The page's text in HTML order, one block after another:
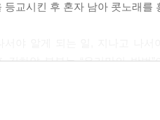
어도 조금 더 생각하고 조심하
등교시킨 후 혼자 남아 콧노래
김하얀 부부는 “우리만의 방법